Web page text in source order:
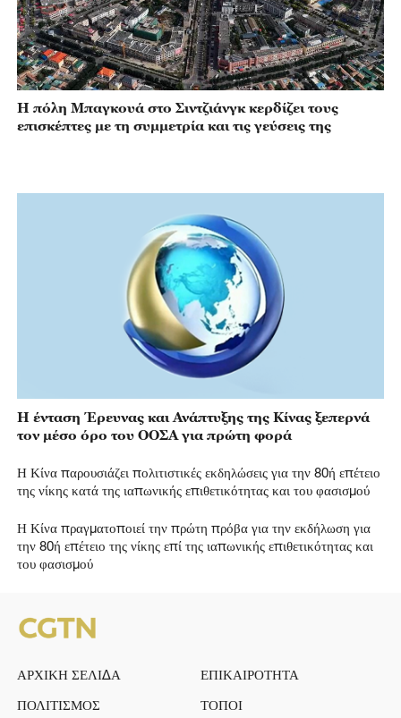
Η πόλη Μπαγκουά στο Σιντζιάνγκ κερδίζει τους
επισκέπτες με τη συμμετρία και τις γεύσεις της
Η ένταση Έρευνας και Ανάπτυξης της Κίνας ξεπερνά
τον μέσο όρο του ΟΟΣΑ για πρώτη φορά
Η Κίνα παρουσιάζει πολιτιστικές εκδηλώσεις για την 80ή επέτειο
της νίκης κατά της ιαπωνικής επιθετικότητας και του φασισμού
Η Κίνα πραγματοποιεί την πρώτη πρόβα για την εκδήλωση για
την 80ή επέτειο της νίκης επί της ιαπωνικής επιθετικότητας και
του φασισμού
ΑΡΧΙΚΗ ΣΕΛΙΔΑ
ΕΠΙΚΑΙΡΟΤΗΤΑ
ΠΟΛΙΤΙΣΜΟΣ
ΤΟΠΟΙ